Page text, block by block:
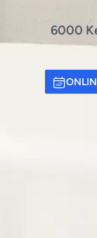
6000